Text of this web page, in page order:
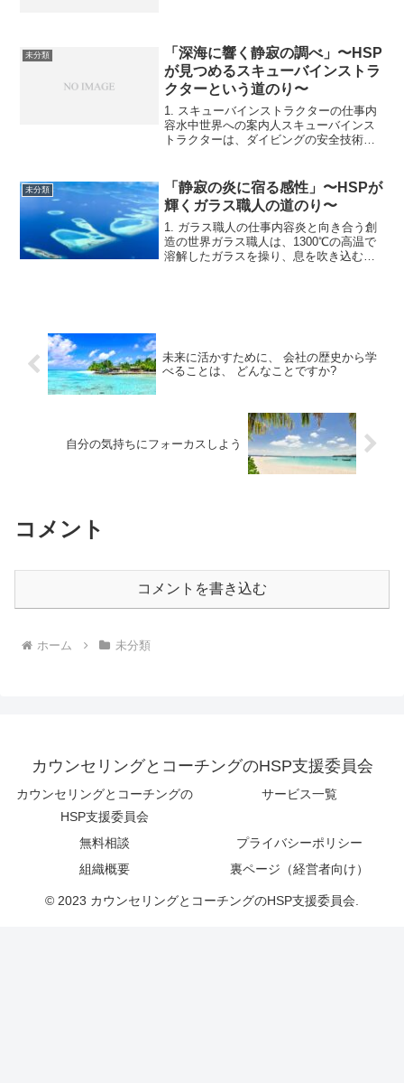
もあっただろう。 自...
未分類
「深海に響く静寂の調べ」〜HSP
が見つめるスキューバインストラ
クターという道のり〜
1. スキューバインストラクターの仕事内
容水中世界への案内人スキューバインス
トラクターは、ダイビングの安全技術と
の講習指導、体験ダイビングのガイド、
ファンダイビングで...
未分類
「静寂の炎に宿る感性」〜HSPが
輝くガラス職人の道のり〜
1. ガラス職人の仕事内容炎と向き合う創
造の世界ガラス職人は、1300℃の高温で
溶解したガラスを操り、息を吹き込むこ
未来に活かすために、 会社の歴史から学
べることは、 どんなことですか?
自分の気持ちにフォーカスしよう
コメント
コメントを書き込む
ホーム 未分類
カウンセリングとコーチングのHSP支援委員会
カウンセリングとコーチングの
HSP支援委員会
サービス一覧
無料相談
プライバシーポリシー
組織概要
裏ページ（経営者向け）
© 2023 カウンセリングとコーチングのHSP支援委員会.